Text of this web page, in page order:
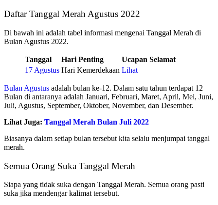
Daftar Tanggal Merah Agustus 2022
Di bawah ini adalah tabel informasi mengenai Tanggal Merah di
Bulan Agustus 2022.
Tanggal Hari Penting
Ucapan Selamat
17 Agustus Hari Kemerdekaan Lihat
Bulan Agustus adalah bulan ke-12. Dalam satu tahun terdapat 12
Bulan di antaranya adalah Januari, Februari, Maret, April, Mei, Juni,
Juli, Agustus, September, Oktober, November, dan Desember.
Lihat Juga: Tanggal Merah Bulan Juli 2022
Biasanya dalam setiap bulan tersebut kita selalu menjumpai tanggal
merah.
Semua Orang Suka Tanggal Merah
Siapa yang tidak suka dengan Tanggal Merah. Semua orang pasti
suka jika mendengar kalimat tersebut.